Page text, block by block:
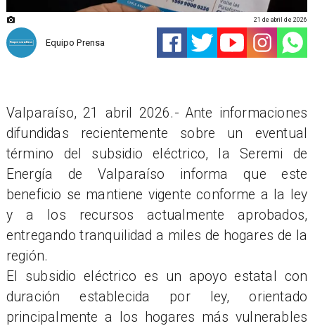
Equipo Prensa
21 de abril de 2026
Valparaíso, 21 abril 2026.- Ante informaciones
difundidas recientemente sobre un eventual
término del subsidio eléctrico, la Seremi de
Energía de Valparaíso informa que este
beneficio se mantiene vigente conforme a la ley
y a los recursos actualmente aprobados,
entregando tranquilidad a miles de hogares de la
región.
El subsidio eléctrico es un apoyo estatal con
duración establecida por ley, orientado
principalmente a los hogares más vulnerables